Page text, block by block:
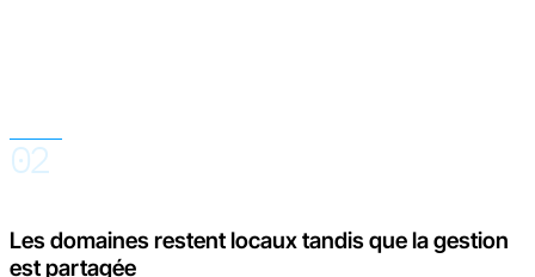
02
Les domaines restent locaux tandis que la gestion
est partagée